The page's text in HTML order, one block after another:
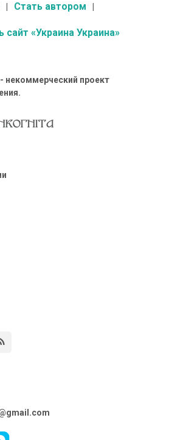
Стать автором
«Украина Украина»
некоммерческий проект